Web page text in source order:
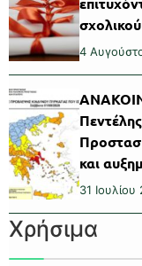
4
και
31
Χρήσιμα